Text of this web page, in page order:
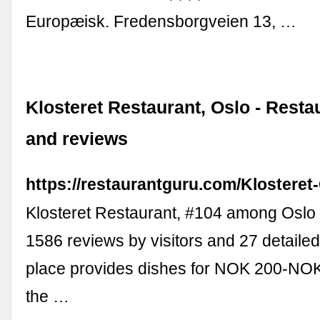
Europæisk. Fredensborgveien 13, …
Klosteret Restaurant, Oslo -
and reviews
https://restaurantguru.com/
Klosteret Restaurant, #104 among
1586 reviews by visitors and 27
place provides dishes for NOK 200-
the …